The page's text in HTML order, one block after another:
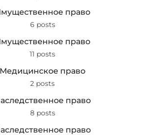
право
6 posts
право
11 posts
Медицинское право
2 posts
право
8 posts
право